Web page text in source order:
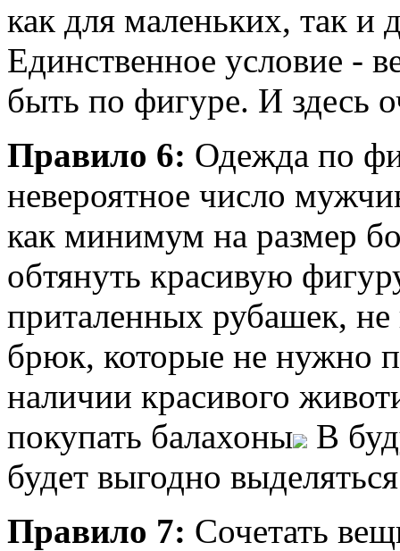
как для маленьких, так
Единственное условие -
быть по фигуре. И здесь
Правило 6: Одежда по
невероятное число
как минимум на размер
обтянуть красивую
приталенных рубашек,
брюк, которые не нужно
наличии красивого
покупать балахоны
В
будет выгодно
Правило 7: Сочетать